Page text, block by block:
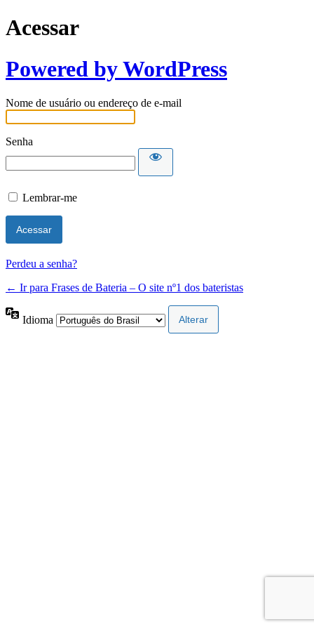
Acessar
Powered by WordPress
Nome de usuário ou endereço de e-mail
Senha
Lembrar-me
Perdeu a senha?
← Ir para Frases de Bateria – O site nº1 dos bateristas
Idioma